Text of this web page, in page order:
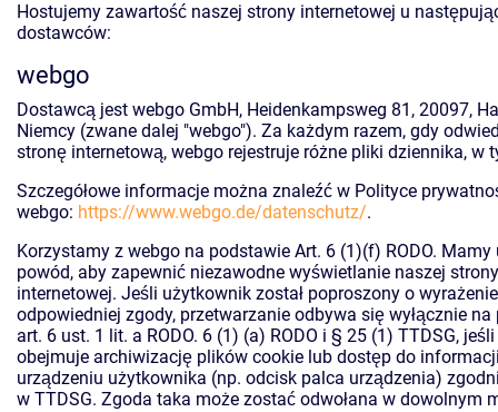
Hostujemy zawartość naszej strony internetowej u
dostawców:
webgo
Dostawcą jest webgo GmbH, Heidenkampsweg 81, 20097,
Niemcy (zwane dalej "webgo"). Za każdym razem, gdy
stronę internetową, webgo rejestruje różne pliki dziennika, w
Szczegółowe informacje można znaleźć w Polityce
webgo: https://www.webgo.de/datenschutz/.
Korzystamy z webgo na podstawie Art. 6 (1)(f) RODO.
powód, aby zapewnić niezawodne wyświetlanie naszej strony
internetowej. Jeśli użytkownik został poproszony o wyrażenie
odpowiedniej zgody, przetwarzanie odbywa się wyłącznie
art. 6 ust. 1 lit. a RODO. 6 (1) (a) RODO i § 25 (1) TTDSG,
obejmuje archiwizację plików cookie lub dostęp do
urządzeniu użytkownika (np. odcisk palca urządzenia)
w TTDSG. Zgoda taka może zostać odwołana w dowolnym